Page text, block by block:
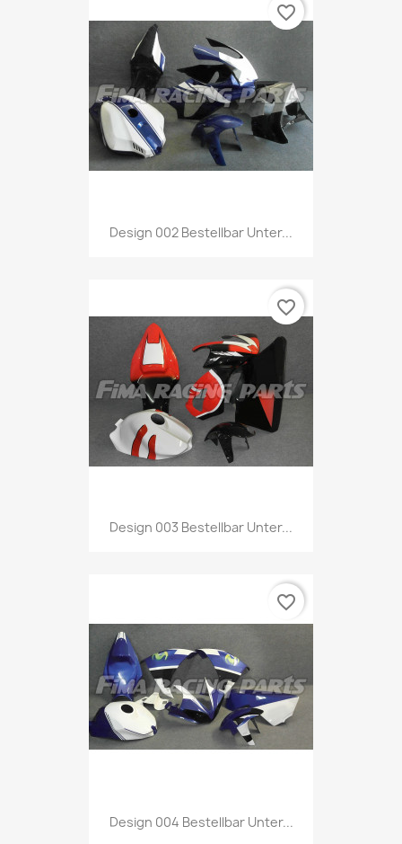
Design 002 Bestellbar Unter...
favorite_border
Design 003 Bestellbar Unter...
favorite_border
Design 004 Bestellbar Unter...
favorite_border